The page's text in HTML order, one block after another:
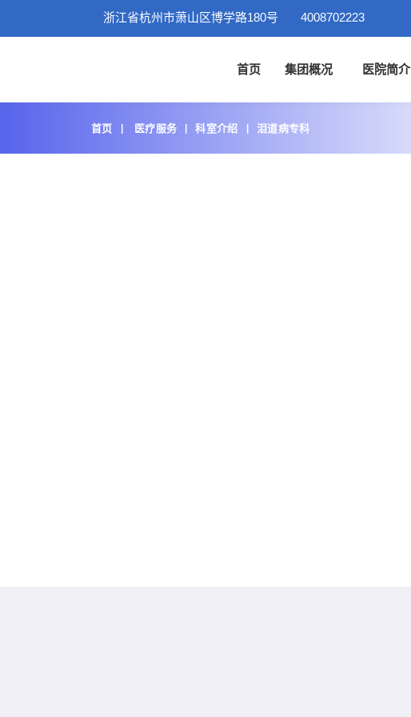
浙江省杭州市萧山区博学路180号 4008702223
首页 集团概况 医院简介
首页 医疗服务 科室介绍 泪道病专科